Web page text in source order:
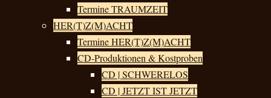
Termine TRAUMZEIT
HER(T)Z(M)ACHT
Termine HER(T)Z(M)ACHT
CD-Produktionen & Kostproben
CD | SCHWERELOS
CD | JETZT IST JETZT